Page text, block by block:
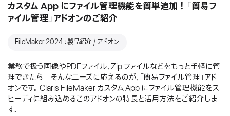
カスタム App にファイル管理機能を簡単追加！「簡易フ
ァイル管理」アドオンのご紹介
FileMaker 2024：製品紹介 / アドオン
業務で扱う画像やPDFファイル、Zip ファイルなどをもっと手軽に管
理できたら... そんなニーズに応えるのが、「簡易ファイル管理」アド
オンです。 Claris FileMaker カスタム App にファイル管理機能をス
ピーディに組み込めるこのアドオンの特長と活用方法をご紹介しま
す。